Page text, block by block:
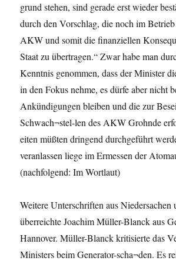
grund stehen, sind gerade erst wieder
durch den Vorschlag, die noch im
AKW und somit die finanziellen
Staat zu übertragen.“ Zwar habe man
Kenntnis genommen, dass der Minister
in den Fokus nehme, es dürfe aber nicht
Ankündigungen bleiben und die zur
Schwach¬stel-len des AKW Grohnde
eiten müßten dringend durchgeführt
veranlassen liege im Ermessen der
(nachfolgend: Im Wortlaut)
Weitere Unterschriften aus Niedersachen
überreichte Joachim Müller-Blanck aus
Hannover. Müller-Blanck kritisierte das
Ministers beim Generator-scha¬den. Es